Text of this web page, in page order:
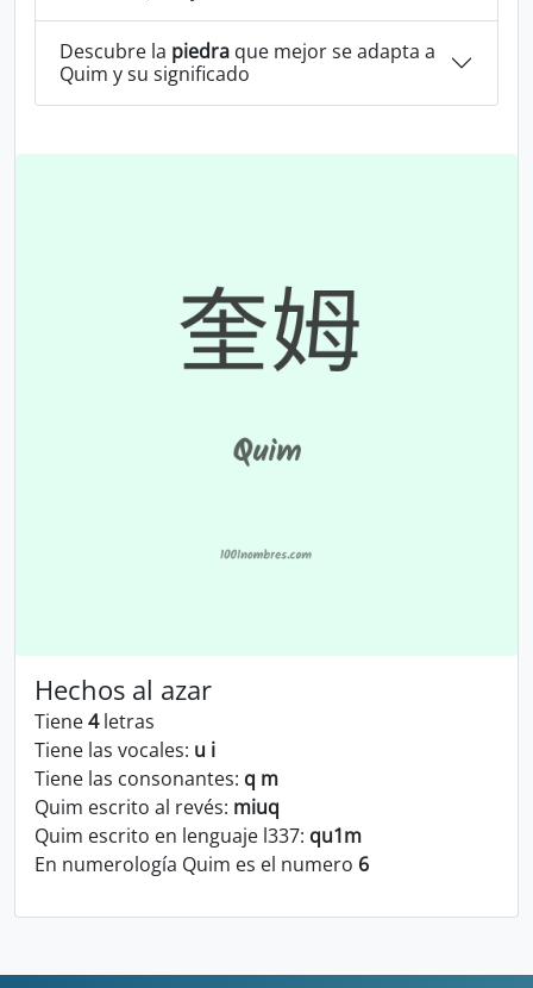
Descubre la piedra que mejor se adapta a
Quim y su significado
Hechos al azar
Tiene4letras
Tiene las vocales: u i
Tiene las consonantes: q m
Quim escrito al revés: miuq
Quim escrito en lenguaje l337: qu1m
En numerología Quim es el numero 6